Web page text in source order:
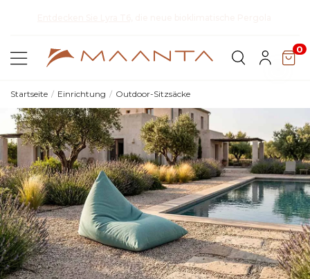
0
Startseite Einrichtung Outdoor-Sitzsäcke